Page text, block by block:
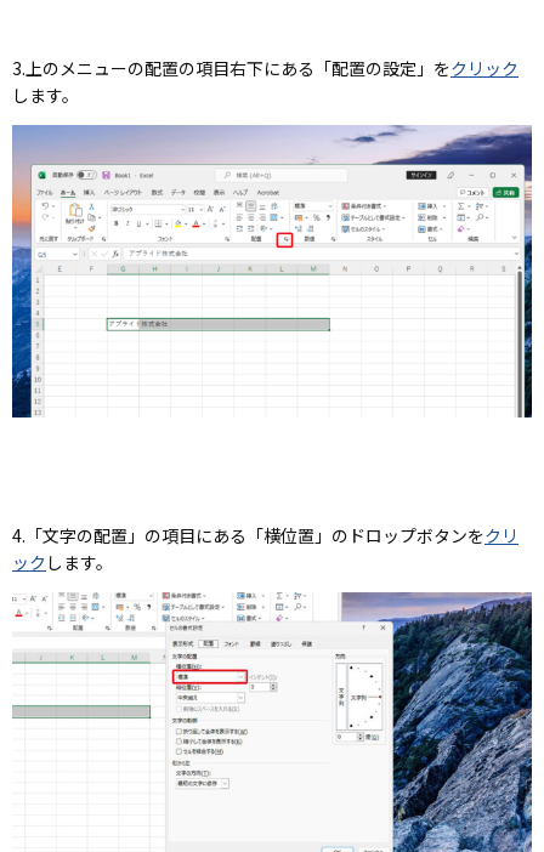
3.上のメニューの配置の項目右下にある「配置の設定」 をクリック
します。
4. 「文字の配置」の項目にある「横位置」のドロップボタンをクリ
ック します。